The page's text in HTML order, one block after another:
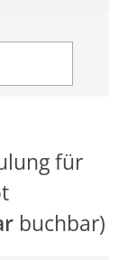
für
buchbar)